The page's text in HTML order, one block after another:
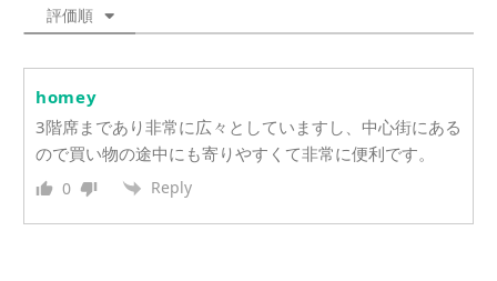
評価順
homey
3階席まであり非常に広々としていますし、中心街にある
ので買い物の途中にも寄りやすくて非常に便利です。
0 Reply